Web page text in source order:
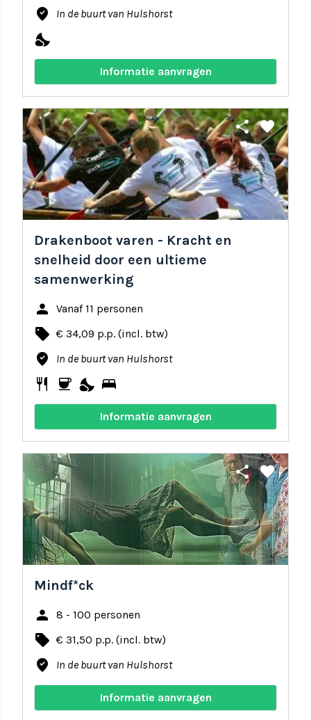
where_to_vote In de buurt van Hulshorst
nights_stay
Informatie aanvragen
share favorite
Drakenboot varen - Kracht en
snelheid door een ultieme
samenwerking
person Vanaf 11 personen
local_offer € 34,09 p.p. (incl. btw)
where_to_vote In de buurt van Hulshorst
restaurant coffee nights_stay bed
Informatie aanvragen
share favorite
Mindf*ck
person 8 - 100 personen
local_offer € 31,50 p.p. (incl. btw)
where_to_vote In de buurt van Hulshorst
Informatie aanvragen